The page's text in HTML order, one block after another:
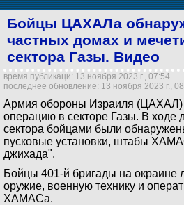
Бойцы ЦАХАЛа
частных домах и
сектора Газы. Видео
время публикаци: 13 ноября 2023 г., 07:54
последнее обновление: 13 ноября 2023 г.,
Армия обороны Израиля (ЦАХАЛ)
операцию в секторе Газы. В ходе
сектора бойцами были
пусковые установки, штабы
джихада".
Бойцы 401-й бригады на окраине
оружие, военную технику и
ХАМАСа.